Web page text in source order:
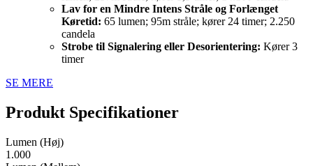
Lav for en Mindre Intens Stråle og Forlænget
Køretid: 65 lumen; 95m stråle; kører 24 timer; 2.250
candela
Strobe til Signalering eller Desorientering: Kører 3
timer
SE MERE
Produkt Specifikationer
Lumen (Høj)
1.000